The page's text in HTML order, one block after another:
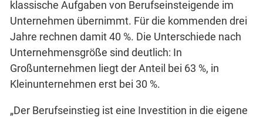
klassische Aufgaben von Berufseinsteigende im
Unternehmen übernimmt. Für die kommenden drei
Jahre rechnen damit 40 %. Die Unterschiede nach
Unternehmensgröße sind deutlich: In
Großunternehmen liegt der Anteil bei 63 %, in
Kleinunternehmen erst bei 30 %.
„Der Berufseinstieg ist eine Investition in die eigene